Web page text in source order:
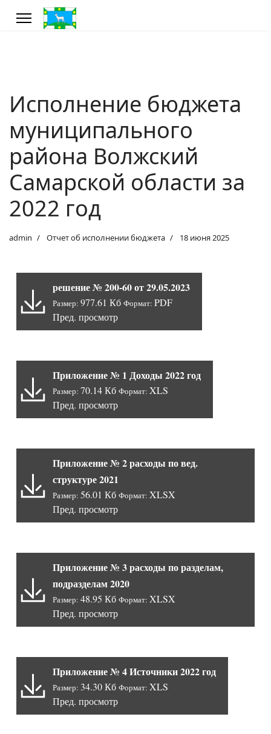
Исполнение бюджета
муниципального
района Волжский
Самарской области за
2022 год
admin Отчет об исполнении бюджета 18 июня 2025
решение № 200-60 от 29.05.2023
Размер: 977.61 Кб Формат: PDF
Пред. просмотр
Приложение № 1 Доходы 2022 год
Размер: 70.14 Кб Формат: XLS
Пред. просмотр
Приложение № 2 расходы по вед.
структуре 2021
Размер: 56.01 Кб Формат: XLSX
Пред. просмотр
Приложение № 3 расходы по разделам,
подразделам 2020
Размер: 48.95 Кб Формат: XLSX
Пред. просмотр
Приложение № 4 Источники 2022 год
Размер: 34.30 Кб Формат: XLS
Пред. просмотр